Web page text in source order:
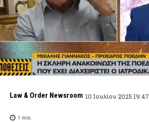
Law & Order Newsroom 10 Ιουλίου 2025 19:47
1 min.